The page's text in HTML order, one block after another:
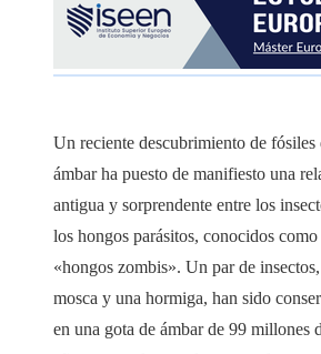
Un reciente descubrimiento de fósiles
ámbar ha puesto de manifiesto una
antigua y sorprendente entre los
los hongos parásitos, conocidos como
«hongos zombis». Un par de
mosca y una hormiga, han sido
en una gota de ámbar de 99 millones